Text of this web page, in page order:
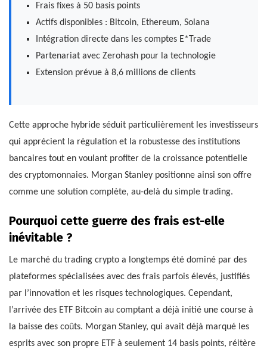
Frais fixes à 50 basis points
Actifs disponibles : Bitcoin, Ethereum, Solana
Intégration directe dans les comptes E*Trade
Partenariat avec Zerohash pour la technologie
Extension prévue à 8,6 millions de clients
Cette approche hybride séduit particulièrement les investisseurs
qui apprécient la régulation et la robustesse des institutions
bancaires tout en voulant profiter de la croissance potentielle
des cryptomonnaies. Morgan Stanley positionne ainsi son offre
comme une solution complète, au-delà du simple trading.
Pourquoi cette guerre des frais est-elle
inévitable ?
Le marché du trading crypto a longtemps été dominé par des
plateformes spécialisées avec des frais parfois élevés, justifiés
par l’innovation et les risques technologiques. Cependant,
l’arrivée des ETF Bitcoin au comptant a déjà initié une course à
la baisse des coûts. Morgan Stanley, qui avait déjà marqué les
esprits avec son propre ETF à seulement 14 basis points, réitère